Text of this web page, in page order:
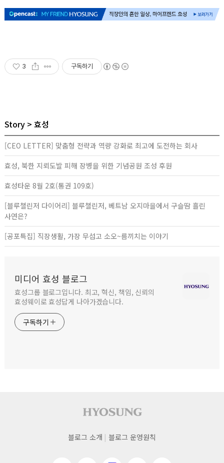
3 구독하기
Story 효성
[CEO LETTER] 맞춤형 전략과 역량 강화로 최고에 도전하는 회사
효성, 북한 지뢰도발 피해 장병을 위한 기념공원 조성 후원
효성타운 8월 2호(통권 109호)
[블루챌린저 다이어리] 블루챌린저, 베트남 오지마을에서 구슬땀 흘린
사연은?
[공포특집] 직장생활, 가장 무섭고 소오~름끼치는 이야기
미디어 효성 블로그
효성그룹 블로그입니다. 최고, 혁신, 책임, 신뢰의
효성웨이로 효성답게 나아가겠습니다.
구독하기
사이트 푸터
푸터
블로그 소개 블로그 운영원칙